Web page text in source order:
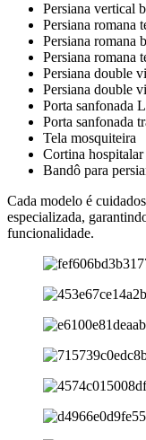
Persiana vertical
Persiana romana
Persiana romana
Persiana romana
Persiana double
Persiana double
Porta sanfonada
Porta sanfonada
Tela mosquiteira
Cortina hospitalar
Bandô para
Cada modelo é
especializada,
funcionalidade.